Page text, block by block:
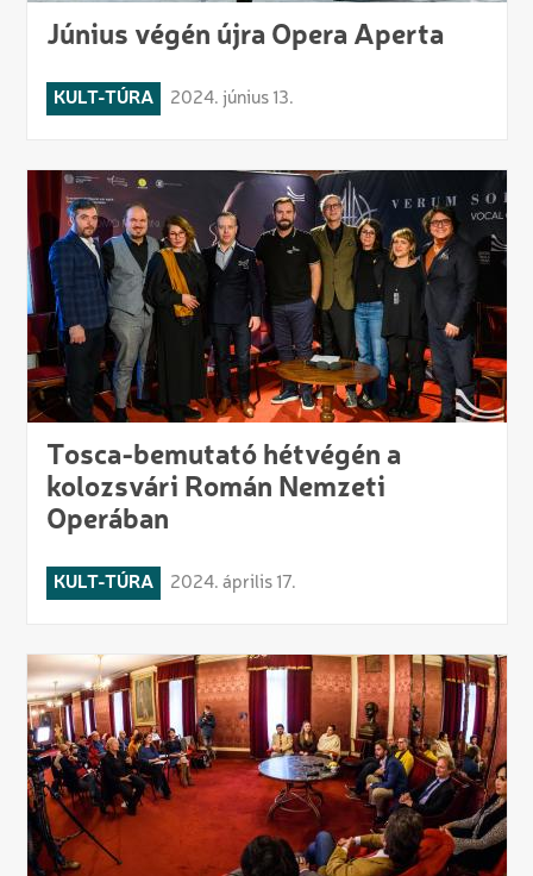
Június végén újra Opera Aperta
KULT-TÚRA 2024. június 13.
Tosca-bemutató hétvégén a
kolozsvári Román Nemzeti
Operában
KULT-TÚRA 2024. április 17.